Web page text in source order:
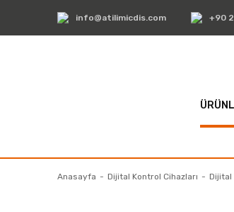
info@atilimicdis.com +90
Anasayfa Dijital Kontrol Cihazları Dijital